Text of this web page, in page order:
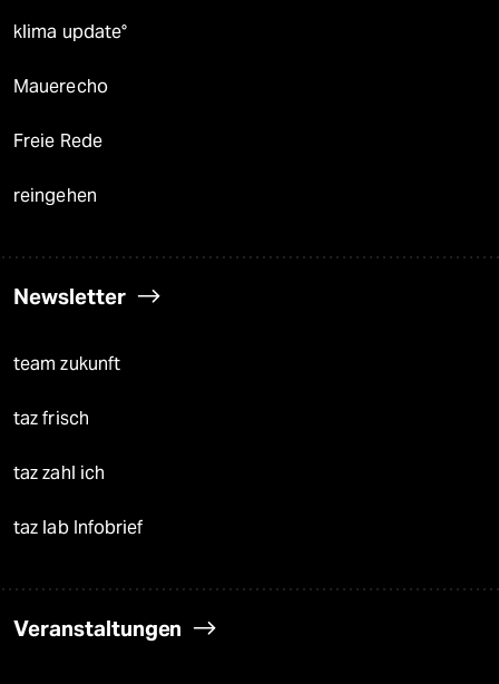
klima update°
Mauerecho
Freie Rede
reingehen
Newsletter
team zukunft
taz frisch
taz zahl ich
taz lab Infobrief
Veranstaltungen